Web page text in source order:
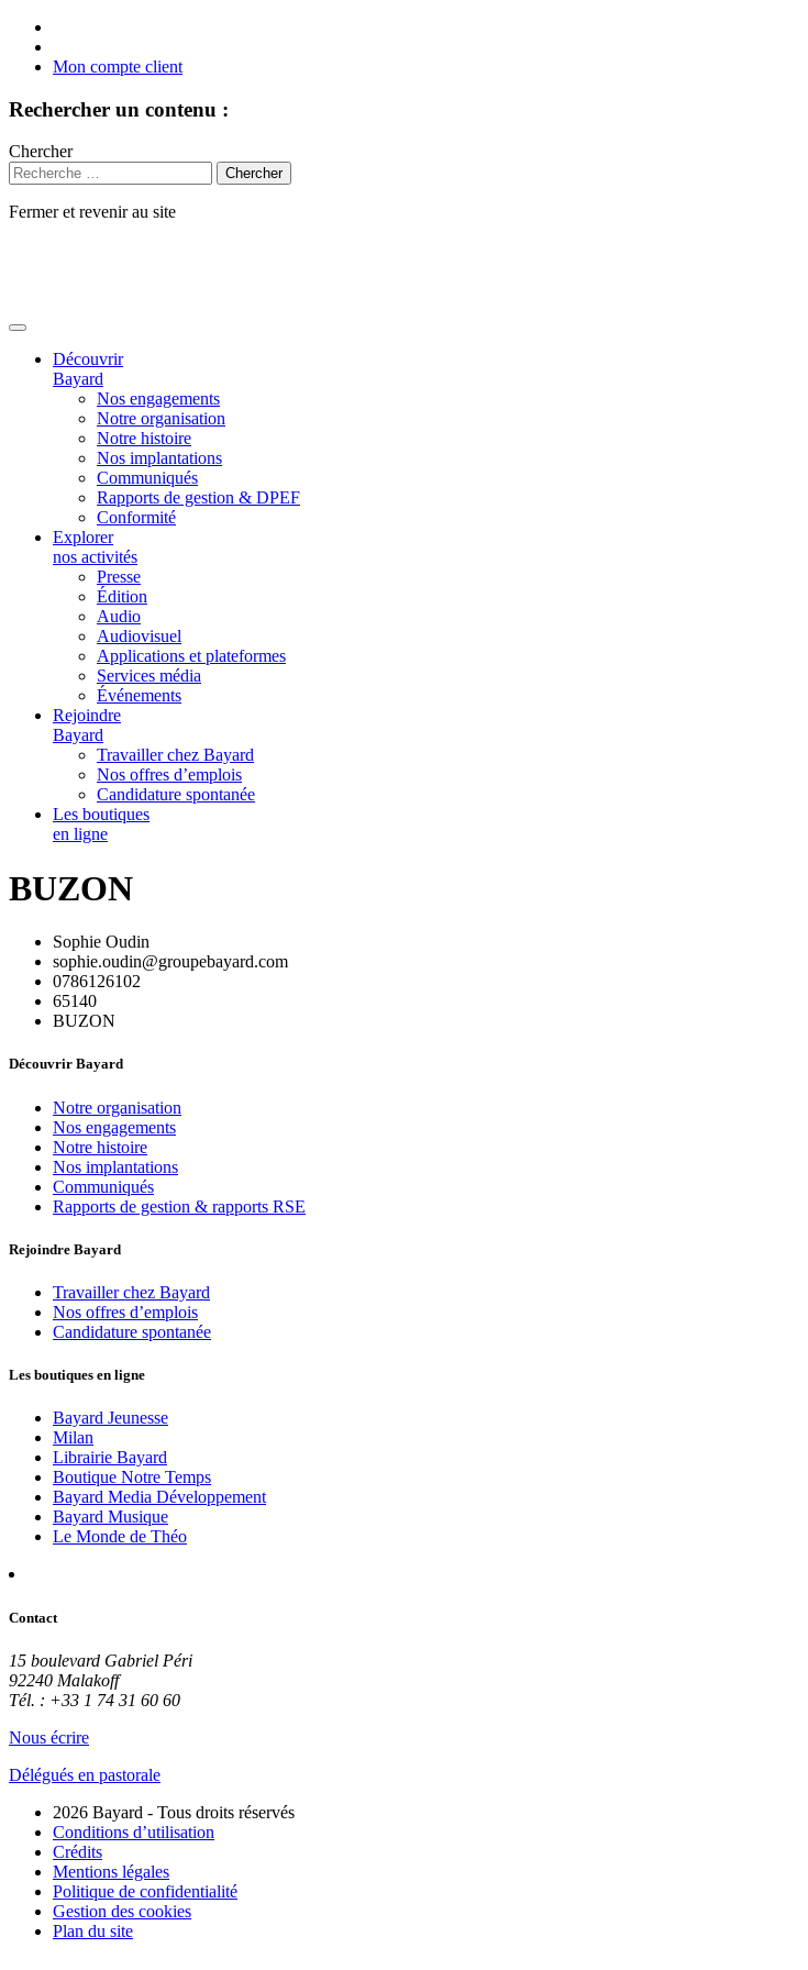
Mon compte client
Rechercher un contenu :
Chercher
Fermer et revenir au site
Découvrir
Bayard
Nos engagements
Notre organisation
Notre histoire
Nos implantations
Communiqués
Rapports de gestion & DPEF
Conformité
Explorer
nos activités
Presse
Édition
Audio
Audiovisuel
Applications et plateformes
Services média
Événements
Rejoindre
Bayard
Travailler chez Bayard
Nos offres d’emplois
Candidature spontanée
Les boutiques
en ligne
BUZON
Sophie Oudin
sophie.oudin@groupebayard.com
0786126102
65140
BUZON
Découvrir Bayard
Notre organisation
Nos engagements
Notre histoire
Nos implantations
Communiqués
Rapports de gestion & rapports RSE
Rejoindre Bayard
Travailler chez Bayard
Nos offres d’emplois
Candidature spontanée
Les boutiques en ligne
Bayard Jeunesse
Milan
Librairie Bayard
Boutique Notre Temps
Bayard Media Développement
Bayard Musique
Le Monde de Théo
Contact
15 boulevard Gabriel Péri
92240 Malakoff
Tél. : +33 1 74 31 60 60
Nous écrire
Délégués en pastorale
2026 Bayard - Tous droits réservés
Conditions d’utilisation
Crédits
Mentions légales
Politique de confidentialité
Gestion des cookies
Plan du site